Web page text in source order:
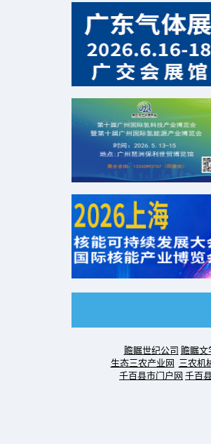
瞻瞩世纪公司 瞻瞩文
生态三农产业网 三农机
千百县市门户网 千百